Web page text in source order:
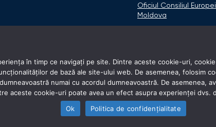
Oficiul Consiliul
Moldova
în timp ce navigați pe site. Dintre aceste cookie-uri,
de bază ale site-ului web. De asemenea, folosim
numai cu acordul dumneavoastră. De asemenea,
aceste cookie-uri poate avea un efect asupra experienței dvs.
Ok
Politica de confidențialitate